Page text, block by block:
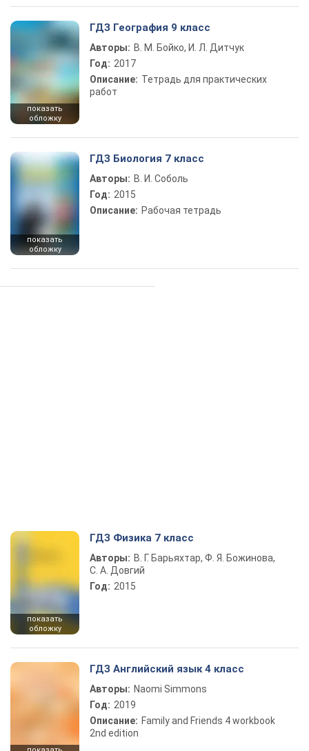
показать
обложку
ГДЗ География 9 класс
Авторы: В. М. Бойко, И. Л. Дитчук
Год: 2017
Описание: Тетрадь для практических
работ
показать
обложку
ГДЗ Биология 7 класс
Авторы: В. И. Соболь
Год: 2015
Описание: Рабочая тетрадь
показать
обложку
ГДЗ Физика 7 класс
Авторы: В. Г. Барьяхтар, Ф. Я. Божинова,
С. А. Довгий
Год: 2015
ГДЗ Английский язык 4 класс
Авторы: Naomi Simmons
Год: 2019
Описание: Family and Friends 4 workbook
2nd edition